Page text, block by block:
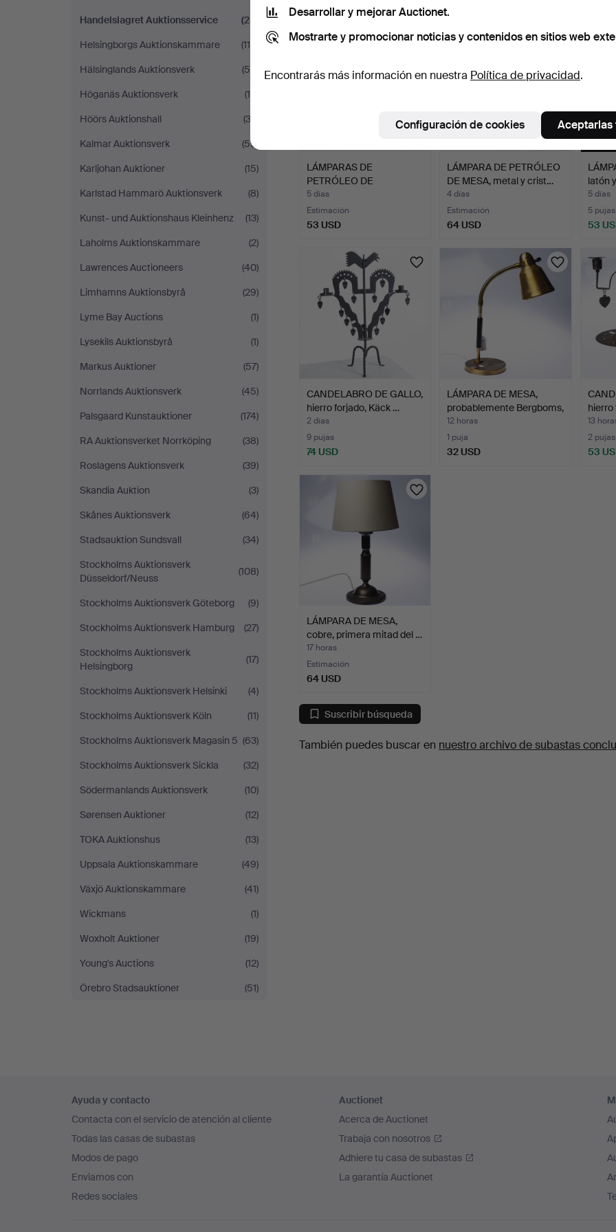
Handelslagret Auktionsservice
(25)
Helsingborgs Auktionskammare
(110)
Hälsinglands Auktionsverk
(50)
Höganäs Auktionsverk
(16)
Höörs Auktionshall
(33)
Kalmar Auktionsverk
(59)
Karljohan Auktioner
(15)
Karlstad Hammarö Auktionsverk
(8)
Kunst- und Auktionshaus Kleinhenz
(13)
Laholms Auktionskammare
(2)
Lawrences Auctioneers
(40)
Limhamns Auktionsbyrå
(29)
Lyme Bay Auctions
(1)
Lysekils Auktionsbyrå
(1)
Markus Auktioner
(57)
Norrlands Auktionsverk
(45)
Palsgaard Kunstauktioner
(174)
RA Auktionsverket Norrköping
(38)
Roslagens Auktionsverk
(39)
Skandia Auktion
(3)
Skånes Auktionsverk
(64)
Stadsauktion Sundsvall
(34)
Stockholms Auktionsverk
Düsseldorf/Neuss
(108)
Stockholms Auktionsverk Göteborg
(9)
Stockholms Auktionsverk Hamburg
(27)
Stockholms Auktionsverk
Helsingborg
(17)
Stockholms Auktionsverk Helsinki
(4)
Stockholms Auktionsverk Köln
(11)
Stockholms Auktionsverk Magasin 5 (63)
Stockholms Auktionsverk Sickla
(32)
Södermanlands Auktionsverk
(10)
Sørensen Auktioner
(12)
TOKA Auktionshus
(13)
Uppsala Auktionskammare
(49)
Växjö Auktionskammare
(41)
Wickmans
(1)
Woxholt Auktioner
(19)
Young's Auctions
(12)
Örebro Stadsauktioner
(51)
LÁMPARAS DE
PETRÓLEO DE
SOBREMESA, 2 uds.,…
5 días
Estimación
53 USD
LÁMPARA DE PETRÓLEO
DE MESA, metal y crist…
4 días
Estimación
64 USD
latón
5 días
5 pujas
53
CANDELABRO DE GALLO,
hierro forjado, Käck …
2 días
9 pujas
74 USD
LÁMPARA DE MESA,
probablemente Bergboms,
m…
12 horas
1 puja
32 USD
hierro
13
2 pujas
53
LÁMPARA DE MESA,
cobre, primera mitad del …
17 horas
Estimación
64 USD
Suscribir búsqueda
También puedes buscar en nuestro archivo de subastas
en
el
pie
de
página
Ayuda y contacto
Contacta con el servicio de atención al cliente
Todas las casas de subastas
Modos de pago
Enviamos con
Redes sociales
Auctionet
Acerca de Auctionet
Trabaja con nosotros
Adhiere tu casa de subastas
La garantía Auctionet
Desarrollar y mejorar Auctionet.
Mostrarte y promocionar noticias y contenidos en sitios web
Encontrarás más información en nuestra Política de privacidad.
Configuración de cookies Aceptarlas